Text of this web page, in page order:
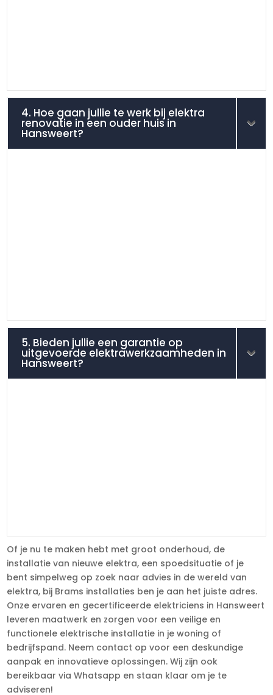
4. Hoe gaan jullie te werk bij elektra
renovatie in een ouder huis in
Hansweert?
5. Bieden jullie een garantie op
uitgevoerde elektrawerkzaamheden in
Hansweert?
Of je nu te maken hebt met groot onderhoud, de
installatie van nieuwe elektra, een spoedsituatie of je
bent simpelweg op zoek naar advies in de wereld van
elektra, bij Brams installaties ben je aan het juiste adres.
Onze ervaren en gecertificeerde elektriciens in Hansweert
leveren maatwerk en zorgen voor een veilige en
functionele elektrische installatie in je woning of
bedrijfspand. Neem contact op voor een deskundige
aanpak en innovatieve oplossingen. Wij zijn ook
bereikbaar via Whatsapp en staan klaar om je te
adviseren!